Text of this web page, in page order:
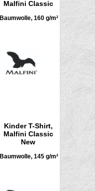
Malfini Classic
Baumwolle, 160 g/m²
Kinder T-Shirt,
Malfini Classic
New
Baumwolle, 145 g/m²